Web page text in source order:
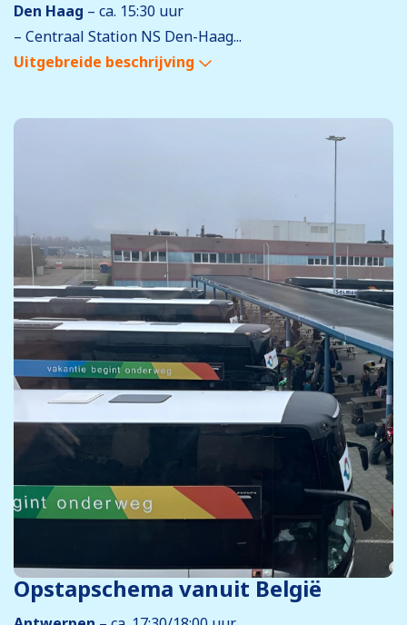
Den Haag – ca. 15:30 uur
– Centraal Station NS Den-Haag...
Uitgebreide beschrijving
Opstapschema vanuit België